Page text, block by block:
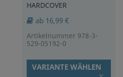
HARDCOVER
ab 16,99 €
Artikelnummer 978-3-
529-05192-0
VARIANTE WÄHLEN